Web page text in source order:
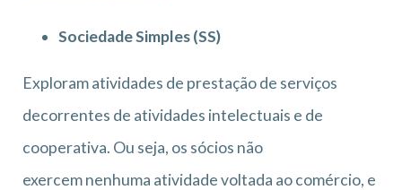
Sociedade Simples (SS)
Exploram atividades de prestação de serviços
decorrentes de atividades intelectuais e de
cooperativa. Ou seja, os sócios não
exercem nenhuma atividade voltada ao comércio, e